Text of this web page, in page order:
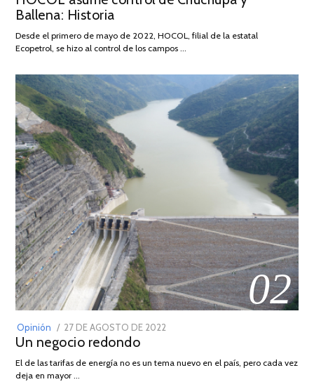
2026
Ballena: Historia
Desde el primero de mayo de 2022, HOCOL, filial de la estatal
Ecopetrol, se hizo al control de los campos …
02
Opinión
POSTED
ON
27 DE AGOSTO DE 2022
DE
Un negocio redondo
El de las tarifas de energía no es un tema nuevo en el país, pero cada vez
deja en mayor …